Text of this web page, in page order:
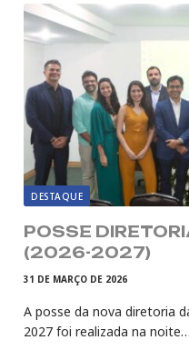
DESTAQUE
POSSE
(2026-2027)
31 DE MARÇO DE 2026
A posse da nova diretoria
2027 foi realizada na noite…